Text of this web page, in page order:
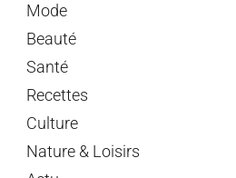
Mode
Beauté
Santé
Recettes
Culture
Nature & Loisirs